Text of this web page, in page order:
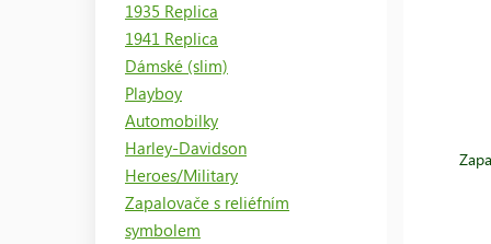
1935 Replica
1941 Replica
Dámské (slim)
Playboy
Automobilky
Harley-Davidson
Heroes/Military
Zapalovače s reliéfním
symbolem